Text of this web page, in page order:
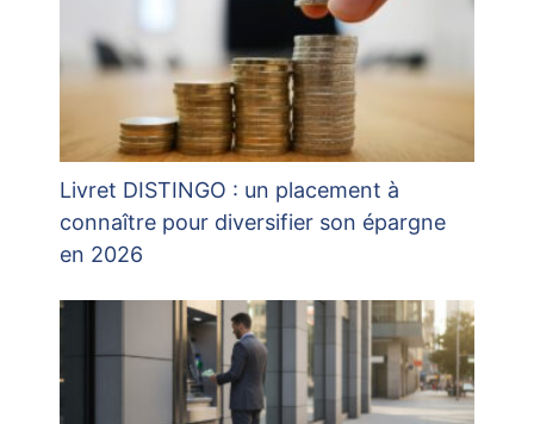
Livret DISTINGO : un placement à
connaître pour diversifier son épargne
en 2026